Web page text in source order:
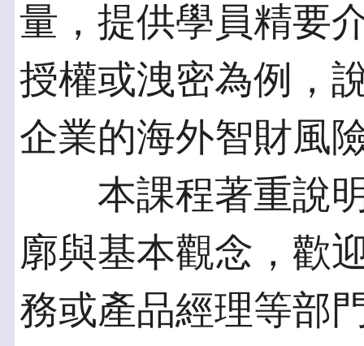
量，提供學員精要
授權或洩密為例，
企業的海外智財
本課程著重說明
廓與基本觀念，歡
務或產品經理等部